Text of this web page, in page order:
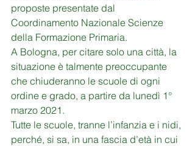
proposte presentate dal
Coordinamento Nazionale Scienze
della Formazione Primaria.
A Bologna, per citare solo una città, la
situazione è talmente preoccupante
che chiuderanno le scuole di ogni
ordine e grado, a partire da lunedì 1°
marzo 2021.
Tutte le scuole, tranne l’infanzia e i nidi,
perché, si sa, in una fascia d’età in cui